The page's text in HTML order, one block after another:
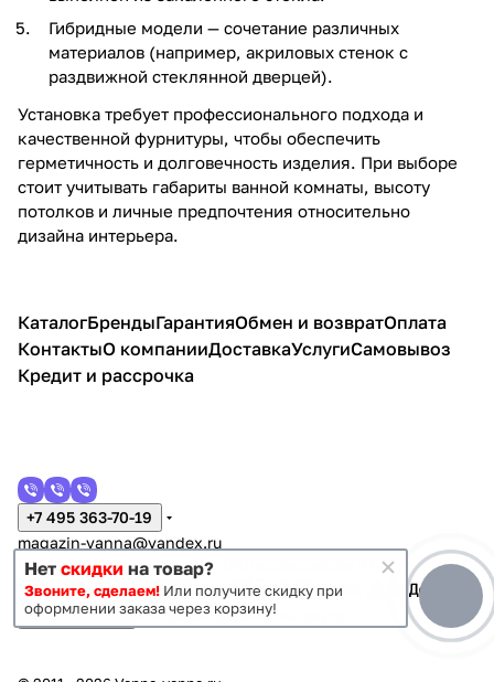
Гибридные модели — сочетание различных
материалов (например, акриловых стенок с
раздвижной стеклянной дверцей).
Установка требует профессионального подхода и
качественной фурнитуры, чтобы обеспечить
герметичность и долговечность изделия. При выборе
стоит учитывать габариты ванной комнаты, высоту
потолков и личные предпочтения относительно
дизайна интерьера.
КаталогБрендыГарантияОбмен и возвратОплата
КонтактыО компанииДоставкаУслугиСамовывоз
Кредит и рассрочка
+7 495 363-70-19
magazin-vanna@yandex.ru
г. Москва, Митино, улица Пятницкое шоссе 47
Темная тема Конфиденциальность
Нет скидки на товар?
Звоните, сделаем! Или получите скидку при
оформлении заказа через корзину!